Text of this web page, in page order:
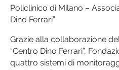
Policlinico di Milano –
Dino Ferrari”
Grazie alla collaborazione
“Centro Dino Ferrari”,
quattro sistemi di